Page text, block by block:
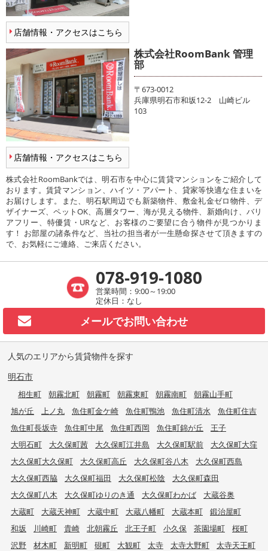
店舗情報・アクセスはこちら
店舗情報・アクセスはこちら
株式会社RoomBank 管理
部
〒673-0012
兵庫県明石市和坂12-2 山崎ビル
103
株式会社RoomBankでは、明石市を中心に賃貸マンションをご紹介して
おります。賃貸マンション、ハイツ・アパート、貸家等快適な住まいを
お届けします。また、明石駅周辺でも新築物件、敷金礼金ゼロ物件、デ
ザイナーズ、ペットOK、高層タワー、海が見える物件、新婚向け、バリ
アフリー、特優賃・URなど、お客様のご要望に合う物件が見つかりま
す！ お部屋の諸条件など、当社の担当者が一生懸命探させて頂きますの
で、お気軽にご連絡、ご来店ください。
078-919-1080
営業時間：9:00～19:00
定休日：なし
メールでお問い合わせ
人気のエリアから賃貸物件を探す
明石市
相生町 朝霧北町 朝霧町 朝霧東町 朝霧南町
朝霧山手町
旭が丘
上ノ丸 魚住町金ケ崎 魚住町鴨池 魚住町清水
魚住町住吉
魚住町長坂寺
魚住町中尾 魚住町西岡 魚住町錦が丘
王子
大明石町
大久保町茜 大久保町江井島 大久保町駅前
大久保町大窪
大久保町大久保町
大久保町高丘 大久保町谷八木
大久保町西島
大久保町西脇
大久保町福田 大久保町松陰
大久保町森田
大久保町八木
大久保町ゆりのき通 大久保町わかば
大蔵谷奥
大蔵町
大蔵天神町 大蔵中町 大蔵八幡町 大蔵本町
鍛治屋町
和坂
川崎町 貴崎 北朝霧丘 北王子町 小久保 茶園場町
桜町
沢野
材木町 新明町 硯町 大観町 太寺 太寺大野町
太寺天王町